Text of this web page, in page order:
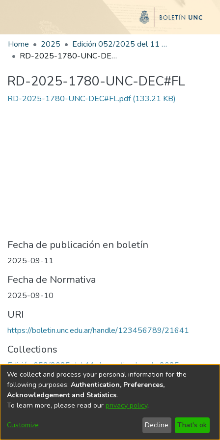
Home 2025
Edición 052/2025 del 11 de septiembre de 2025
RD-2025-1780-UNC-DEC#FL
RD-2025-1780-UNC-DEC#FL
RD-2025-1780-UNC-DEC#FL.pdf(133.21 KB)
Fecha de publicación en boletín
2025-09-11
Fecha de Normativa
2025-09-10
URI
https://boletin.unc.edu.ar/handle/123456789/21641
Collections
Edición 052/2025 del 11 de septiembre de 2025
Universidad Nacional de Córdoba
We collect and process your personal information for the
following purposes: Authentication, Preferences,
Acknowledgement and Statistics.
To learn more, please read our privacy policy.
Customize Decline That's ok